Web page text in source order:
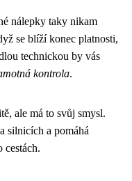
nálepky taky nikam
se blíží konec platnosti,
technickou by vás
kontrola.
ale má to svůj smysl.
silnicích a pomáhá
cestách.